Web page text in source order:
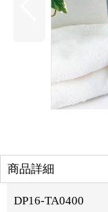
商品詳細
DP16-TA0400